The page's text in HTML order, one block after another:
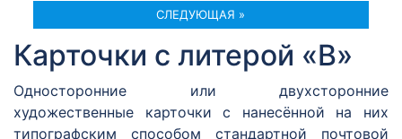
СЛЕДУЮЩАЯ »
Карточки с литерой «В»
Односторонние или двухсторонние
художественные карточки с нанесённой на них
типографским способом стандартной почтовой